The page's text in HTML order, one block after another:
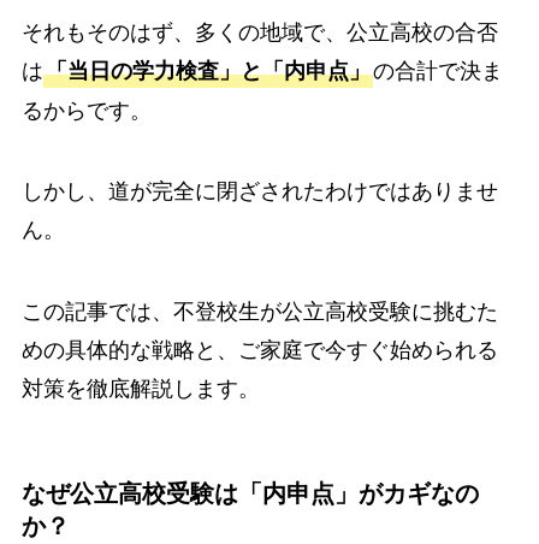
それもそのはず、多くの地域で、公立高校の合否
は「当日の学力検査」と「内申点」の合計で決ま
るからです。
しかし、道が完全に閉ざされたわけではありませ
ん。
この記事では、不登校生が公立高校受験に挑むた
めの具体的な戦略と、ご家庭で今すぐ始められる
対策を徹底解説します。
なぜ公立高校受験は「内申点」がカギなの
か？